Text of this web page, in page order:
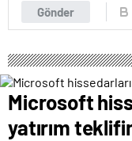
Gönder
Microsoft
yatırım